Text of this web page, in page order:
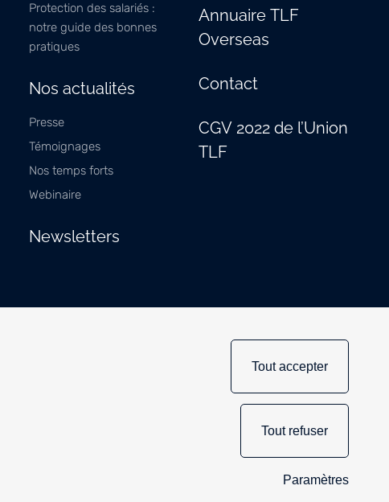
Protection des salariés :
notre guide des bonnes
pratiques
Nos actualités
Presse
Témoignages
Nos temps forts
Webinaire
Newsletters
Annuaire TLF
Overseas
Contact
CGV 2022 de l’Union
TLF
Tout accepter
Tout refuser
Paramètres